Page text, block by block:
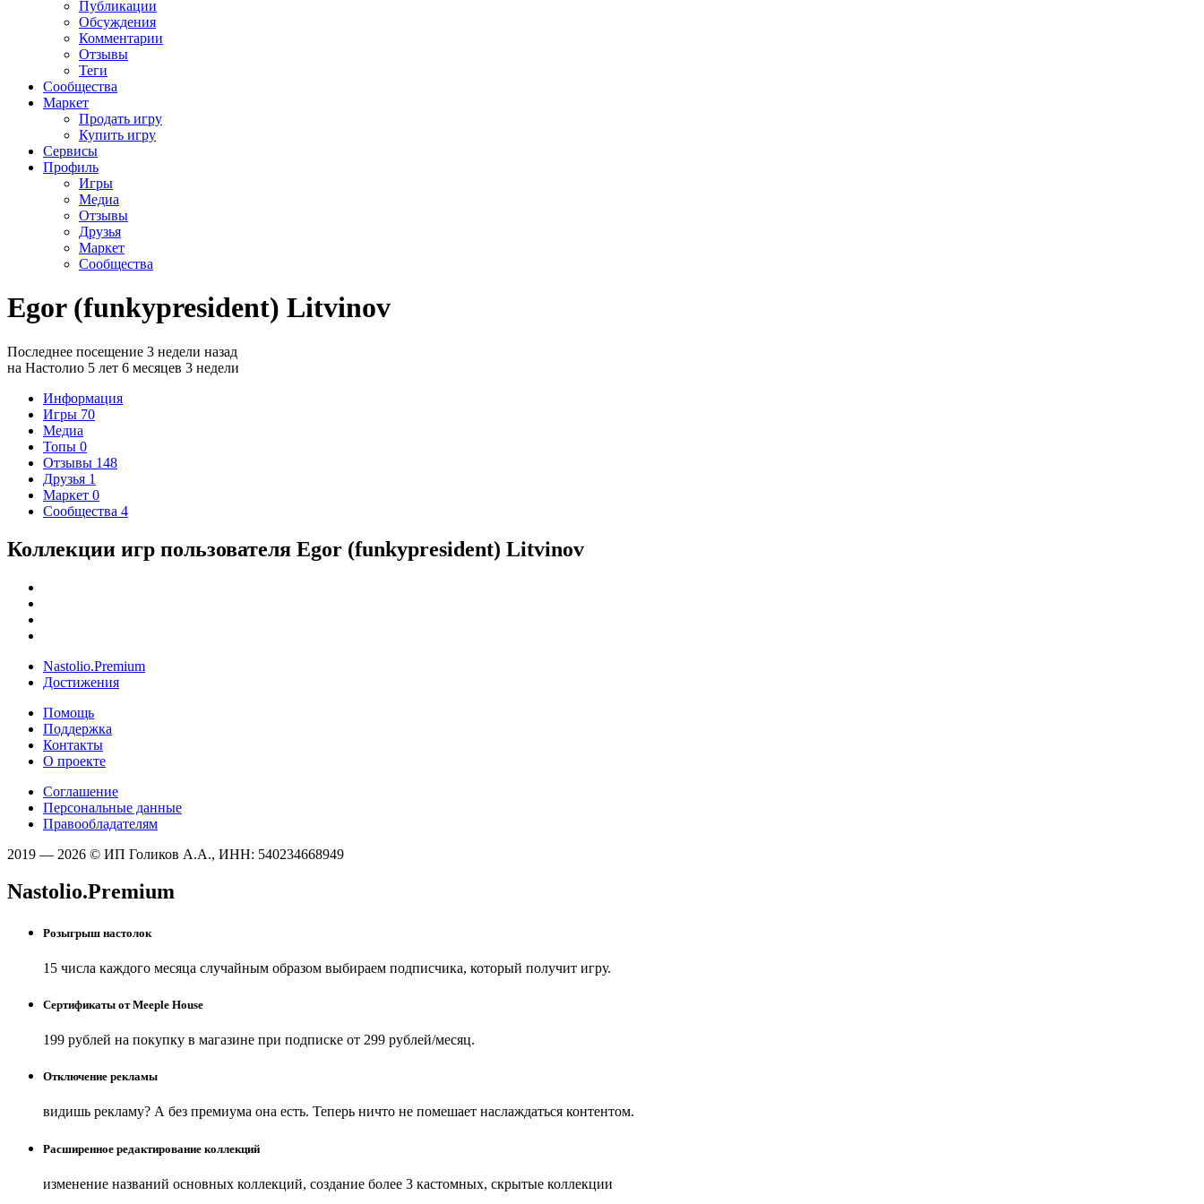
Публикации
Обсуждения
Комментарии
Отзывы
Теги
Сообщества
Маркет
Продать игру
Купить игру
Сервисы
Профиль
Игры
Медиа
Отзывы
Друзья
Маркет
Сообщества
Egor (funkypresident) Litvinov
Последнее посещение 3 недели назад
на Настолио 5 лет 6 месяцев 3 недели
Информация
Игры 70
Медиа
Топы 0
Отзывы 148
Друзья 1
Маркет 0
Сообщества 4
Коллекции игр пользователя Egor (funkypresident) Litvinov
Nastolio.Premium
Достижения
Помощь
Поддержка
Контакты
О проекте
Соглашение
Персональные данные
Правообладателям
2019 — 2026 © ИП Голиков А.А., ИНН: 540234668949
Nastolio.Premium
Розыгрыш настолок
15 числа каждого месяца случайным образом выбираем подписчика, который получит игру.
Сертификаты от Meeple House
199 рублей на покупку в магазине при подписке от 299 рублей/месяц.
Отключение рекламы
видишь рекламу? А без премиума она есть. Теперь ничто не помешает наслаждаться контентом.
Расширенное редактирование коллекций
изменение названий основных коллекций, создание более 3 кастомных, скрытые коллекции